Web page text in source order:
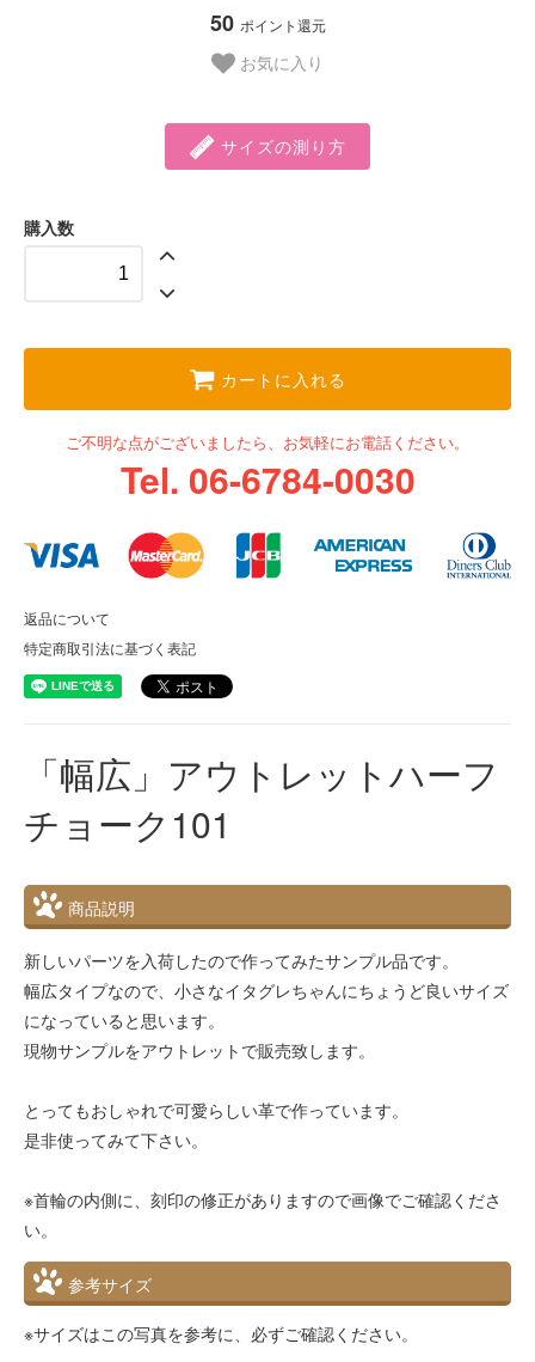
50 ポイント還元
お気に入り
サイズの測り方
購入数
カートに入れる
ご不明な点がございましたら、お気軽にお電話ください。
Tel. 06-6784-0030
返品について
特定商取引法に基づく表記
「幅広」アウトレットハーフ
チョーク101
商品説明
新しいパーツを入荷したので作ってみたサンプル品です。
幅広タイプなので、小さなイタグレちゃんにちょうど良いサイズ
になっていると思います。
現物サンプルをアウトレットで販売致します。
とってもおしゃれで可愛らしい革で作っています。
是非使ってみて下さい。
※首輪の内側に、刻印の修正がありますので画像でご確認くださ
い。
参考サイズ
※サイズはこの写真を参考に、必ずご確認ください。